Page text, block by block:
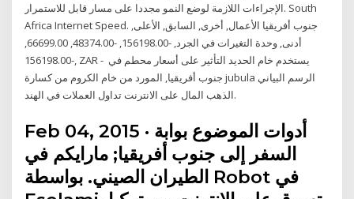
الإجراءات اللازمة لوضع النمو مجددا على مسار قابل للاستمرار. South
Africa Internet Speed. جنوب أفريقيا الأعمال, أخرى, السابق, الأعلى,
أدنى, وحدة التغيرات في الجرد, -156198.00, -48374.00, 66699.00,
-156198.00, ZAR - يستخدم خام الحديد التأثير على أسعار محطم في
جنوب أفريقيا, المورد من خام الكروم من كسارة jubula الرسم البياني
الذهب المال على الانترنت تداول العملات في الهند.
Feb 04, 2015 · أدوات الموضوع بوابة
السفر إلى جنوب أفريقيا; مارايكم في
الطيران الصيني. بواسطة Robot في